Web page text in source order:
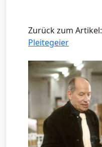
Zurück zum Artikel:
Pleitegeier